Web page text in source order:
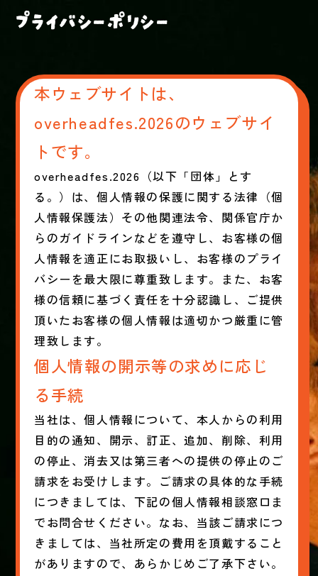
プライバシーポリシー
本ウェブサイトは、
overheadfes.2026のウェブサイ
トです。
overheadfes.2026（以下「団体」とす
る。）は、個人情報の保護に関する法律（個
人情報保護法）その他関連法令、関係官庁か
らのガイドラインなどを遵守し、お客様の個
人情報を適正にお取扱いし、お客様のプライ
バシーを最大限に尊重致します。また、お客
様の信頼に基づく責任を十分認識し、ご提供
頂いたお客様の個人情報は適切かつ厳重に管
理致します。
個人情報の開示等の求めに応じ
る手続
当社は、個人情報について、本人からの利用
目的の通知、開示、訂正、追加、削除、利用
の停止、消去又は第三者への提供の停止のご
請求をお受けします。ご請求の具体的な手続
につきましては、下記の個人情報相談窓口ま
でお問合せください。なお、当該ご請求につ
きましては、当社所定の費用を頂戴すること
がありますので、あらかじめご了承下さい。